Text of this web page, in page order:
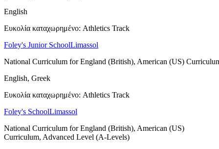
English
Ευκολία καταχωρημένο: Athletics Track
Foley's Junior SchoolLimassol
National Curriculum for England (British), American (US)
English, Greek
Ευκολία καταχωρημένο: Athletics Track
Foley's SchoolLimassol
National Curriculum for England (British), American (US)
Curriculum, Advanced Level (A-Levels)